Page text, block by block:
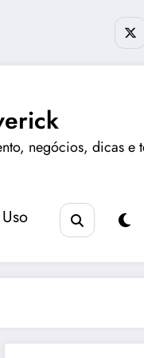
negócios, dicas e